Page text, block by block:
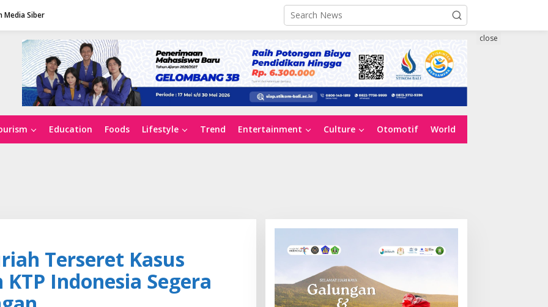
Media Siber
Education Foods Lifestyle Trend Entertainment Culture Otomotif World
close
Terseret Kasus
Indonesia Segera